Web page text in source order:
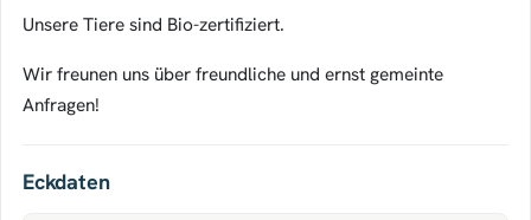
Unsere Tiere sind Bio-zertifiziert.
Wir freunen uns über freundliche und ernst gemeinte
Anfragen!
Eckdaten